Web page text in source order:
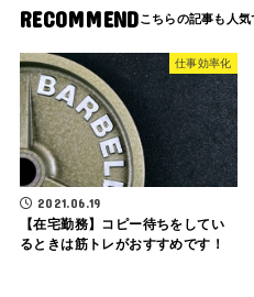
RECOMMEND
仕事効率化
2021.06.19
【在宅勤務】コピー待ちをしてい
るときは筋トレがおすすめです！